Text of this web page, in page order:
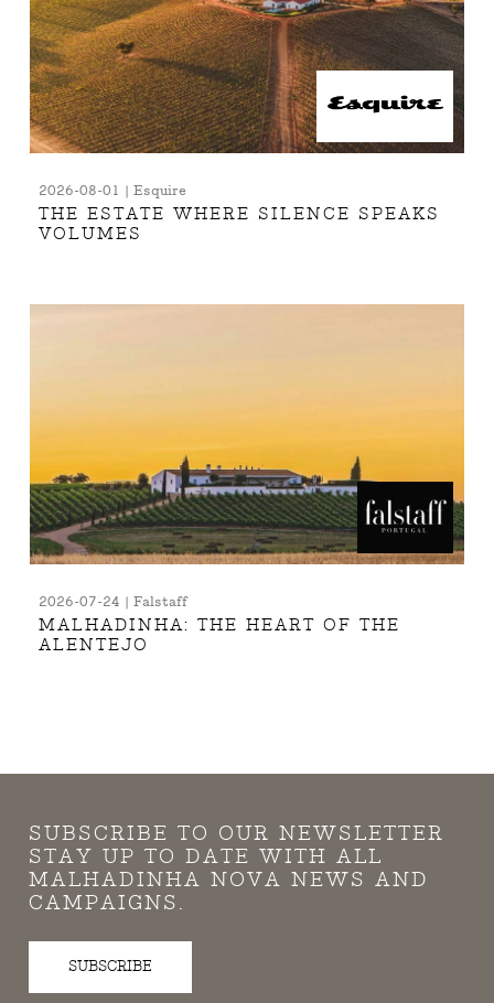
2026-08-01 | Esquire
THE ESTATE WHERE SILENCE SPEAKS
VOLUMES
2026-07-24 | Falstaff
MALHADINHA: THE HEART OF THE
ALENTEJO
SUBSCRIBE TO OUR NEWSLETTER
STAY UP TO DATE WITH ALL
MALHADINHA NOVA NEWS AND
CAMPAIGNS.
SUBSCRIBE